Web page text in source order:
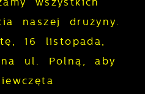
naszej drużyny.
16 listopada,
ul. Polną, aby
komunikatów na
upodobań oraz
firm będących